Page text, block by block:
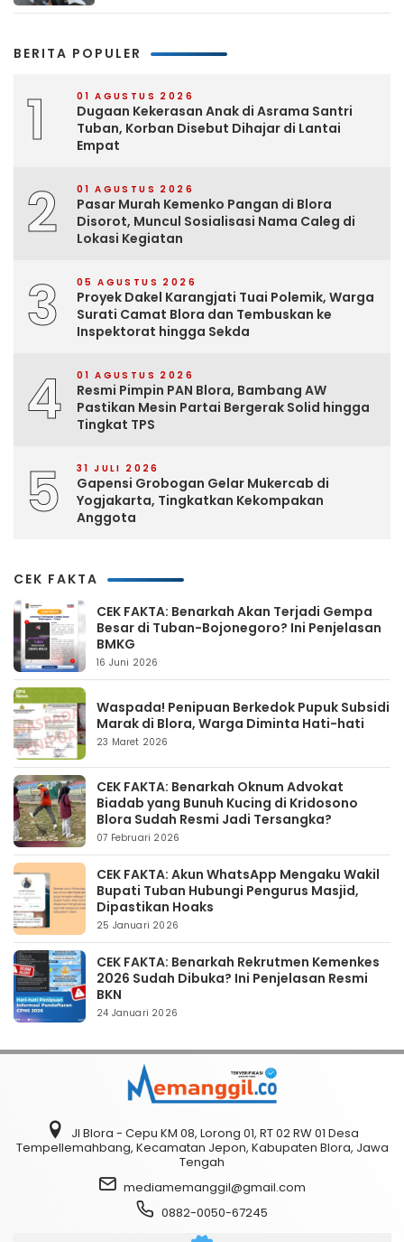
BERITA POPULER
1 01 AGUSTUS 2026
Dugaan Kekerasan Anak di Asrama Santri
Tuban, Korban Disebut Dihajar di Lantai
Empat
2 01 AGUSTUS 2026
Pasar Murah Kemenko Pangan di Blora
Disorot, Muncul Sosialisasi Nama Caleg di
Lokasi Kegiatan
3 05 AGUSTUS 2026
Proyek Dakel Karangjati Tuai Polemik, Warga
Surati Camat Blora dan Tembuskan ke
Inspektorat hingga Sekda
4 01 AGUSTUS 2026
Resmi Pimpin PAN Blora, Bambang AW
Pastikan Mesin Partai Bergerak Solid hingga
Tingkat TPS
5 31 JULI 2026
Gapensi Grobogan Gelar Mukercab di
Yogjakarta, Tingkatkan Kekompakan
Anggota
CEK FAKTA
CEK FAKTA: Benarkah Akan Terjadi Gempa
Besar di Tuban-Bojonegoro? Ini Penjelasan
BMKG
16 Juni 2026
Waspada! Penipuan Berkedok Pupuk Subsidi
Marak di Blora, Warga Diminta Hati-hati
23 Maret 2026
CEK FAKTA: Benarkah Oknum Advokat
Biadab yang Bunuh Kucing di Kridosono
Blora Sudah Resmi Jadi Tersangka?
07 Februari 2026
CEK FAKTA: Akun WhatsApp Mengaku Wakil
Bupati Tuban Hubungi Pengurus Masjid,
Dipastikan Hoaks
25 Januari 2026
CEK FAKTA: Benarkah Rekrutmen Kemenkes
2026 Sudah Dibuka? Ini Penjelasan Resmi
BKN
24 Januari 2026
Jl Blora - Cepu KM 08, Lorong 01, RT 02 RW 01 Desa
Tempellemahbang, Kecamatan Jepon, Kabupaten Blora, Jawa
Tengah
mediamemanggil@gmail.com
0882-0050-67245